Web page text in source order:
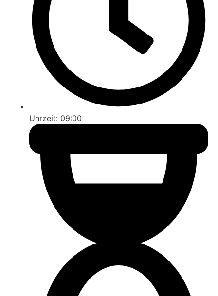
Uhrzeit: 09:00